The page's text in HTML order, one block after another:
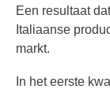
Een resultaat
Italiaanse
markt.
In het eerste